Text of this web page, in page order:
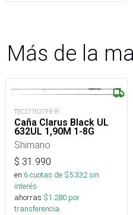
Más de la
TEC271027FE-R
Caña Clarus Black UL
632UL 1,90M 1-8G
Shimano
$ 31.990
en 6cuotas de $5.332sin
interés
ahorras $1.280 por
transferencia.